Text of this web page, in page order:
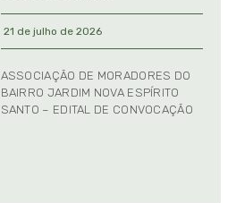
21 de julho de 2026
ASSOCIAÇÃO DE MORADORES DO
BAIRRO JARDIM NOVA ESPÍRITO
SANTO – EDITAL DE CONVOCAÇÃO